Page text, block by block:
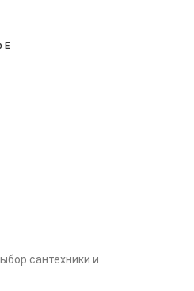
E
сантехники и